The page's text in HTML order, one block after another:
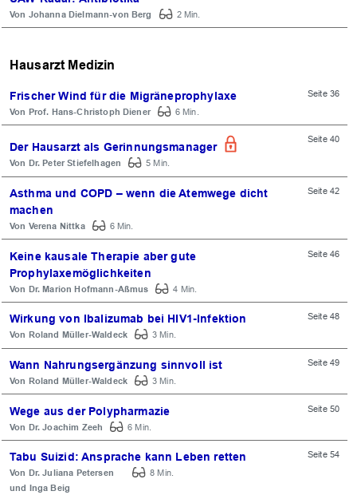
Johanna Dielmann-von Berg 2 Min.
Hausarzt Medizin
Frischer Wind für die Migräneprophylaxe Seite 36
Prof. Hans-Christoph Diener 6 Min.
Der Hausarzt als Gerinnungsmanager
Seite 40
Dr. Peter Stiefelhagen 5 Min.
Asthma und COPD – wenn die Atemwege dicht
machen
Seite 42
Verena Nittka 6 Min.
Keine kausale Therapie aber gute
Prophylaxemöglichkeiten
Seite 46
Dr. Marion Hofmann-Aßmus 4 Min.
Wirkung von Ibalizumab bei HIV1-Infektion Seite 48
Roland Müller-Waldeck 3 Min.
Wann Nahrungsergänzung sinnvoll ist Seite 49
Roland Müller-Waldeck 3 Min.
Wege aus der Polypharmazie Seite 50
Dr. Joachim Zeeh 6 Min.
Tabu Suizid: Ansprache kann Leben retten Seite 54
Dr. Juliana Petersen
Inga Beig
8 Min.